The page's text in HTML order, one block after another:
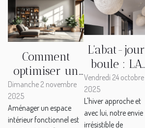
Comment
optimiser un
espace
intérieur pour
maximiser sa
Dimanche 2 novembre
2025
Aménager un espace
intérieur fonctionnel est
L'abat-jour
boule : LA
tendance
déco de
cette fin
2025
Vendredi 24 octobre
2025
L'hiver approche et
avec lui, notre envie
irrésistible de